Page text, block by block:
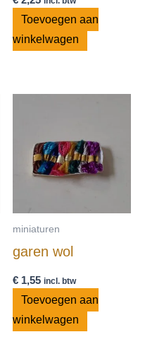
Toevoegen aan
winkelwagen
miniaturen
garen wol
€1,55 incl. btw
Toevoegen aan
winkelwagen